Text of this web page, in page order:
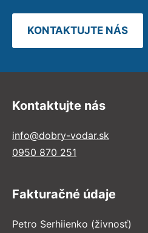
KONTAKTUJTE NÁS
Kontaktujte nás
info@dobry-vodar.sk
0950 870 251
Fakturačné údaje
Petro Serhiienko (živnosť)